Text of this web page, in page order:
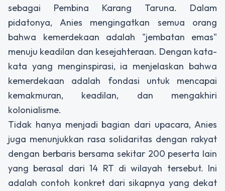
sebagai Pembina Karang Taruna. Dalam
pidatonya, Anies mengingatkan semua orang
bahwa kemerdekaan adalah "jembatan emas"
menuju keadilan dan kesejahteraan. Dengan kata-
kata yang menginspirasi, ia menjelaskan bahwa
kemerdekaan adalah fondasi untuk mencapai
kemakmuran, keadilan, dan mengakhiri
kolonialisme.
Tidak hanya menjadi bagian dari upacara, Anies
juga menunjukkan rasa solidaritas dengan rakyat
dengan berbaris bersama sekitar 200 peserta lain
yang berasal dari 14 RT di wilayah tersebut. Ini
adalah contoh konkret dari sikapnya yang dekat